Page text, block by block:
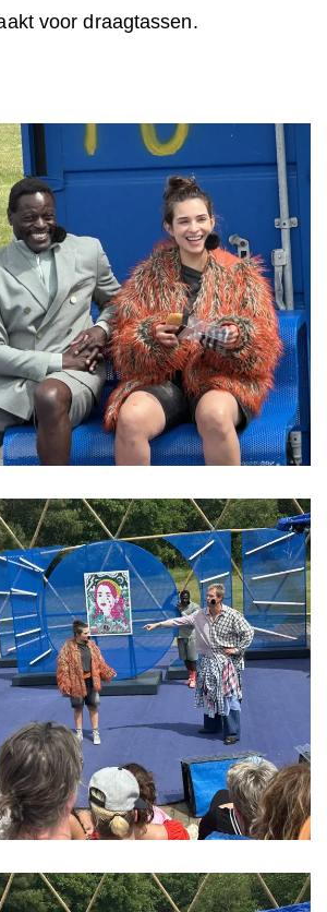
voor draagtassen.